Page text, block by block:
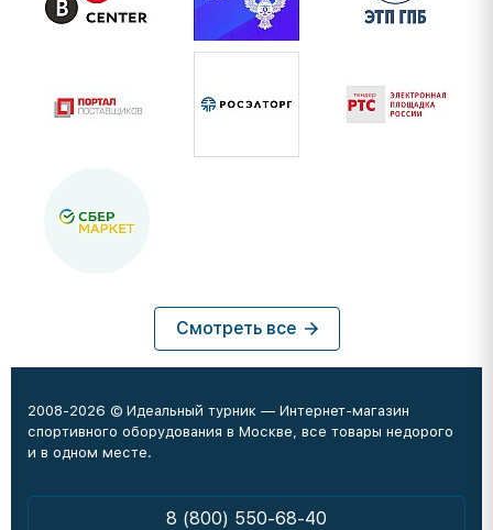
Смотреть все
2008-2026 © Идеальный турник — Интернет-магазин
спортивного оборудования в Москве, все товары недорого
и в одном месте.
8 (800) 550-68-40